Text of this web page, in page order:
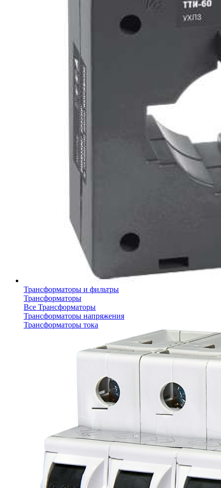
Трансформаторы и фильтры
Трансформаторы
Все Трансформаторы
Трансформаторы напряжения
Трансформаторы тока